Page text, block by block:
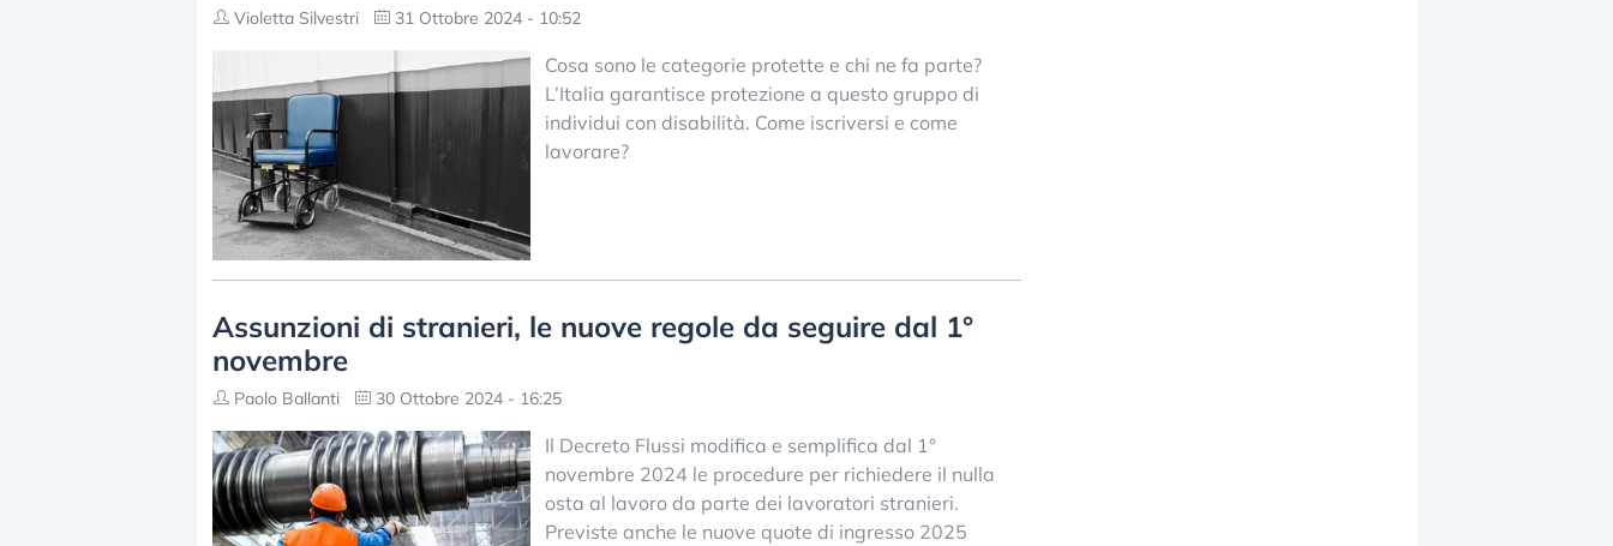
Violetta Silvestri 31 Ottobre 2024 - 10:52
Cosa sono le categorie protette e chi ne fa parte?
L’Italia garantisce protezione a questo gruppo di
individui con disabilità. Come iscriversi e come
lavorare?
Assunzioni di stranieri, le nuove regole da seguire dal 1°
novembre
Paolo Ballanti 30 Ottobre 2024 - 16:25
Il Decreto Flussi modifica e semplifica dal 1°
novembre 2024 le procedure per richiedere il nulla
osta al lavoro da parte dei lavoratori stranieri.
Previste anche le nuove quote di ingresso 2025